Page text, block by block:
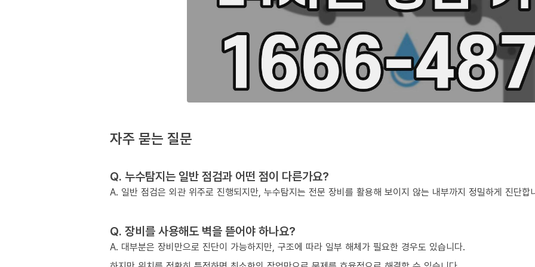
자주 묻는 질문
Q. 누수탐지는 일반 점검과 어떤 점이 다른가요?
A. 일반 점검은 외관 위주로 진행되지만, 누수탐지는 전문 장비를 활용해 보이지 않는 내부까지 정밀하게 진단합
Q. 장비를 사용해도 벽을 뜯어야 하나요?
A. 대부분은 장비만으로 진단이 가능하지만, 구조에 따라 일부 해체가 필요한 경우도 있습니다.